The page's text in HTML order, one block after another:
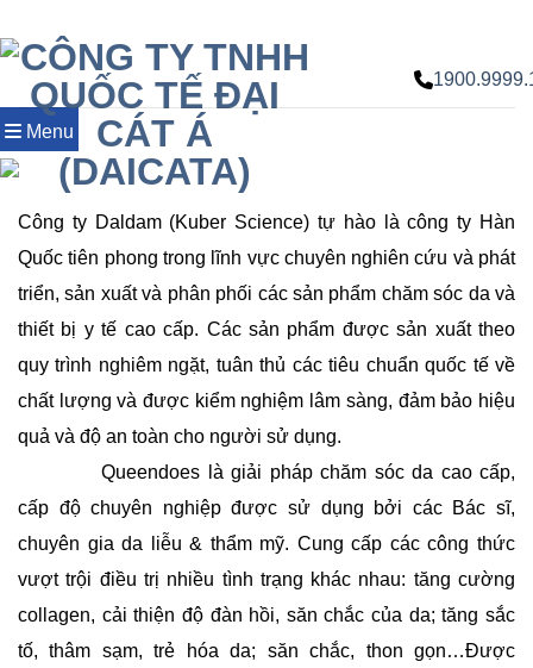
đến
nội
dung
Menu
Công ty Daldam (Kuber Science) tự hào là công ty Hàn
Quốc tiên phong trong lĩnh vực chuyên nghiên cứu và phát
triển, sản xuất và phân phối các sản phẩm chăm sóc da và
thiết bị y tế cao cấp. Các sản phẩm được sản xuất theo
quy trình nghiêm ngặt, tuân thủ các tiêu chuẩn quốc tế về
chất lượng và được kiểm nghiệm lâm sàng, đảm bảo hiệu
quả và độ an toàn cho người sử dụng.
Queendoes là giải pháp chăm sóc da cao cấp,
cấp độ chuyên nghiệp được sử dụng bởi các Bác sĩ,
chuyên gia da liễu & thẩm mỹ. Cung cấp các công thức
vượt trội điều trị nhiều tình trạng khác nhau: tăng cường
collagen, cải thiện độ đàn hồi, săn chắc của da; tăng sắc
tố, thâm sạm, trẻ hóa da; săn chắc, thon gọn…Được